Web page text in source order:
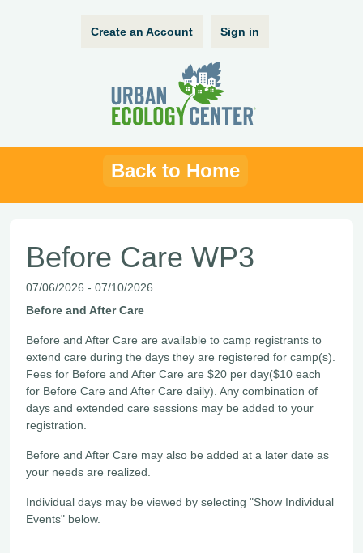
Create an Account Sign in
Back to Home
Before Care WP3
07/06/2026 - 07/10/2026
Before and After Care
Before and After Care are available to camp registrants to
extend care during the days they are registered for camp(s).
Fees for Before and After Care are $20 per day($10 each
for Before Care and After Care daily). Any combination of
days and extended care sessions may be added to your
registration.
Before and After Care may also be added at a later date as
your needs are realized.
Individual days may be viewed by selecting "Show Individual
Events" below.